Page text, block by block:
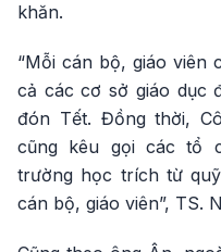
khăn.
“Mỗi cán bộ, giáo viên
cả các cơ sở giáo dục
đón Tết. Đồng thời,
cũng kêu gọi các tổ
trường học trích từ
cán bộ, giáo viên”, TS.